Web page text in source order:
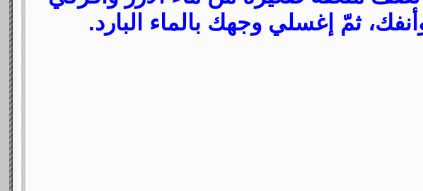
ثمّ إغسلي وجهك بالماء البارد.